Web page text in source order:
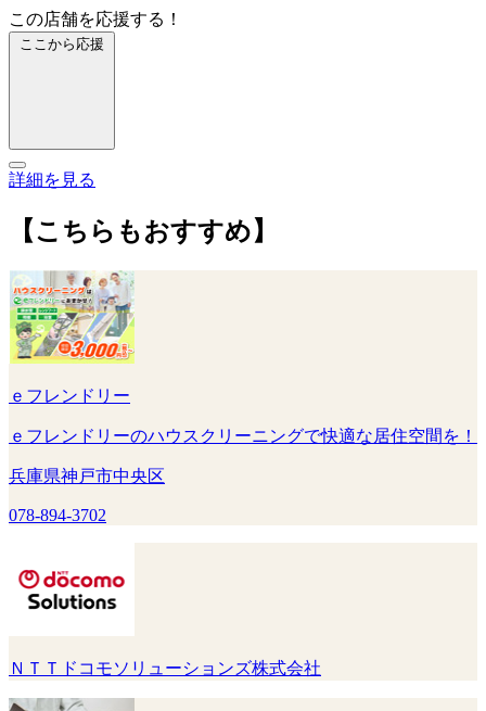
この店舗を応援する！
ここから応援
詳細を見る
【こちらもおすすめ】
ｅフレンドリー
ｅフレンドリーのハウスクリーニングで快適な居住空間を！
兵庫県神戸市中央区
078-894-3702
ＮＴＴドコモソリューションズ株式会社